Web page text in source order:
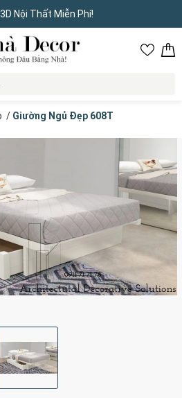
Nội Thất Miễn Phí!
/ Giường Ngủ Đẹp 608T